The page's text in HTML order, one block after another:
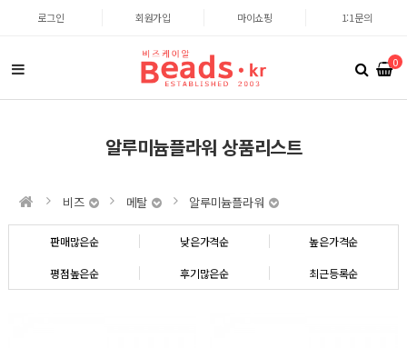
로그인 회원가입 마이쇼핑 1:1문의
0
알루미늄플라워 상품리스트
비즈 메탈 알루미늄플라워
판매많은순 낮은가격순 높은가격순
평점높은순 후기많은순 최근등록순